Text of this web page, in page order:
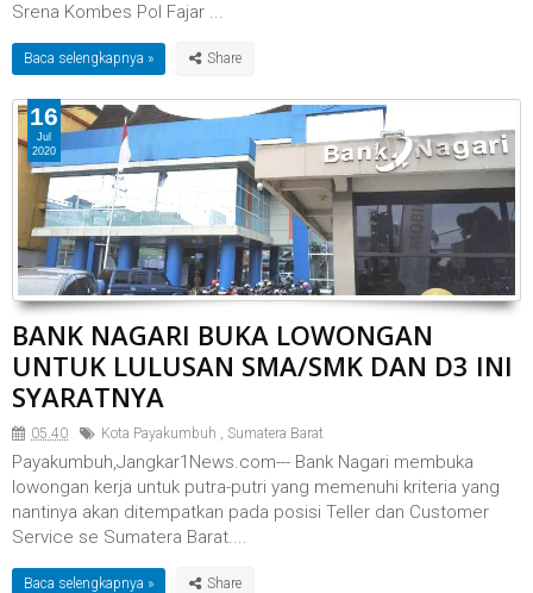
Srena Kombes Pol Fajar ...
Baca selengkapnya »
BANK NAGARI BUKA LOWONGAN
UNTUK LULUSAN SMA/SMK DAN D3 INI
SYARATNYA
05.40 Kota Payakumbuh , Sumatera Barat
Payakumbuh,Jangkar1News.com--- Bank Nagari membuka
lowongan kerja untuk putra-putri yang memenuhi kriteria yang
nantinya akan ditempatkan pada posisi Teller dan Customer
Service se Sumatera Barat....
Baca selengkapnya »
16
Jul
2020